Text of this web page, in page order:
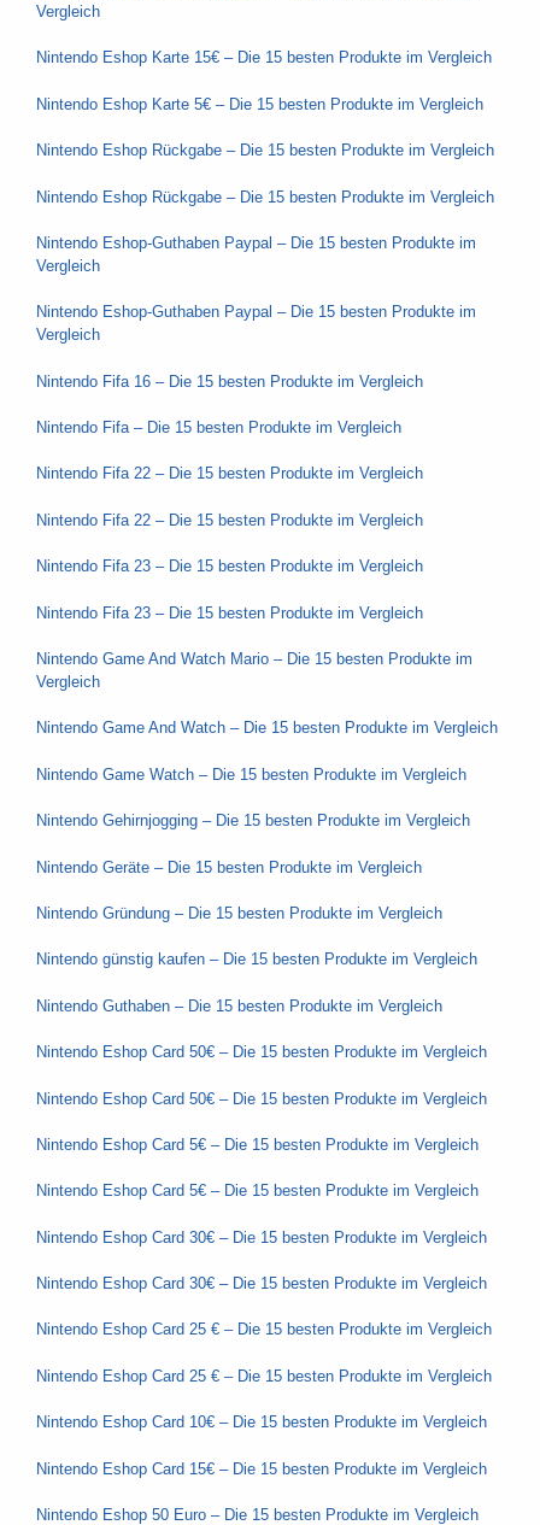
Vergleich
Nintendo Eshop Karte 15€ – Die 15 besten Produkte im Vergleich
Nintendo Eshop Karte 5€ – Die 15 besten Produkte im Vergleich
Nintendo Eshop Rückgabe – Die 15 besten Produkte im Vergleich
Nintendo Eshop Rückgabe – Die 15 besten Produkte im Vergleich
Nintendo Eshop-Guthaben Paypal – Die 15 besten Produkte im
Vergleich
Nintendo Eshop-Guthaben Paypal – Die 15 besten Produkte im
Vergleich
Nintendo Fifa 16 – Die 15 besten Produkte im Vergleich
Nintendo Fifa – Die 15 besten Produkte im Vergleich
Nintendo Fifa 22 – Die 15 besten Produkte im Vergleich
Nintendo Fifa 22 – Die 15 besten Produkte im Vergleich
Nintendo Fifa 23 – Die 15 besten Produkte im Vergleich
Nintendo Fifa 23 – Die 15 besten Produkte im Vergleich
Nintendo Game And Watch Mario – Die 15 besten Produkte im
Vergleich
Nintendo Game And Watch – Die 15 besten Produkte im Vergleich
Nintendo Game Watch – Die 15 besten Produkte im Vergleich
Nintendo Gehirnjogging – Die 15 besten Produkte im Vergleich
Nintendo Geräte – Die 15 besten Produkte im Vergleich
Nintendo Gründung – Die 15 besten Produkte im Vergleich
Nintendo günstig kaufen – Die 15 besten Produkte im Vergleich
Nintendo Guthaben – Die 15 besten Produkte im Vergleich
Nintendo Eshop Card 50€ – Die 15 besten Produkte im Vergleich
Nintendo Eshop Card 50€ – Die 15 besten Produkte im Vergleich
Nintendo Eshop Card 5€ – Die 15 besten Produkte im Vergleich
Nintendo Eshop Card 5€ – Die 15 besten Produkte im Vergleich
Nintendo Eshop Card 30€ – Die 15 besten Produkte im Vergleich
Nintendo Eshop Card 30€ – Die 15 besten Produkte im Vergleich
Nintendo Eshop Card 25 € – Die 15 besten Produkte im Vergleich
Nintendo Eshop Card 25 € – Die 15 besten Produkte im Vergleich
Nintendo Eshop Card 10€ – Die 15 besten Produkte im Vergleich
Nintendo Eshop Card 15€ – Die 15 besten Produkte im Vergleich
Nintendo Eshop 50 Euro – Die 15 besten Produkte im Vergleich